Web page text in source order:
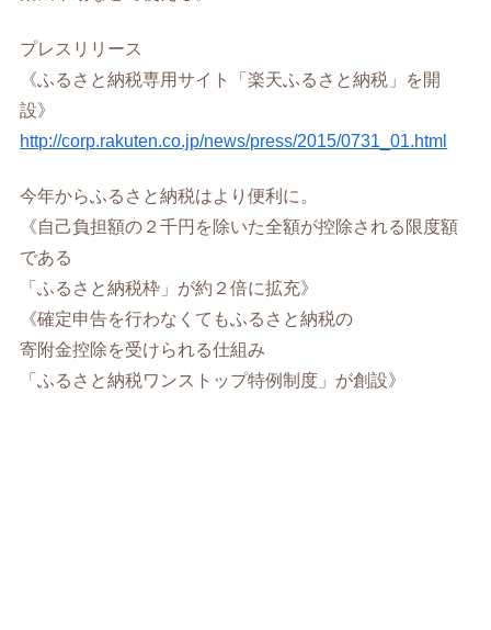
プレスリリース
《ふるさと納税専用サイト「楽天ふるさと納税」を開
設》
http://corp.rakuten.co.jp/news/press/2015/0731_01.html
今年からふるさと納税はより便利に。
《自己負担額の２千円を除いた全額が控除される限度額
である
「ふるさと納税枠」が約２倍に拡充》
《確定申告を行わなくてもふるさと納税の
寄附金控除を受けられる仕組み
「ふるさと納税ワンストップ特例制度」が創設》